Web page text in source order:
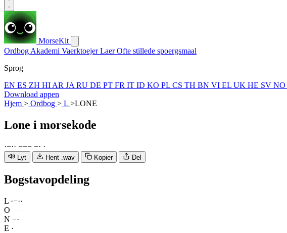
MorseKit
Ordbog Akademi VaerktoejerLaerOfte stillede spoergsmaal
Sprog
EN ES ZH HI AR JA RU DE PT FR IT ID KO PL CS TH BN VI EL UK HE SV NO
Download appen
Hjem > Ordbog > L >LONE
Lone i morsekode
·−·· −−− −· ·
Lyt Hent .wav Kopier Del
Bogstavopdeling
L ·−··
O −−−
N −·
E ·